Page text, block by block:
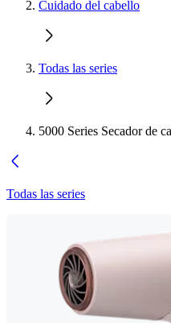
Cuidado del cabello
Todas las series
5000 Series Secador de
Todas las series